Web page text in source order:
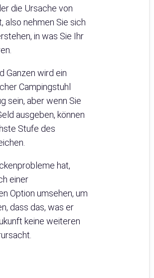
die Ursache von
also nehmen Sie sich
in was Sie Ihr
Ganzen wird ein
Campingstuhl
sein, aber wenn Sie
ausgeben, können
Stufe des
hat,
einer
Option umsehen, um
dass das, was er
keine weiteren